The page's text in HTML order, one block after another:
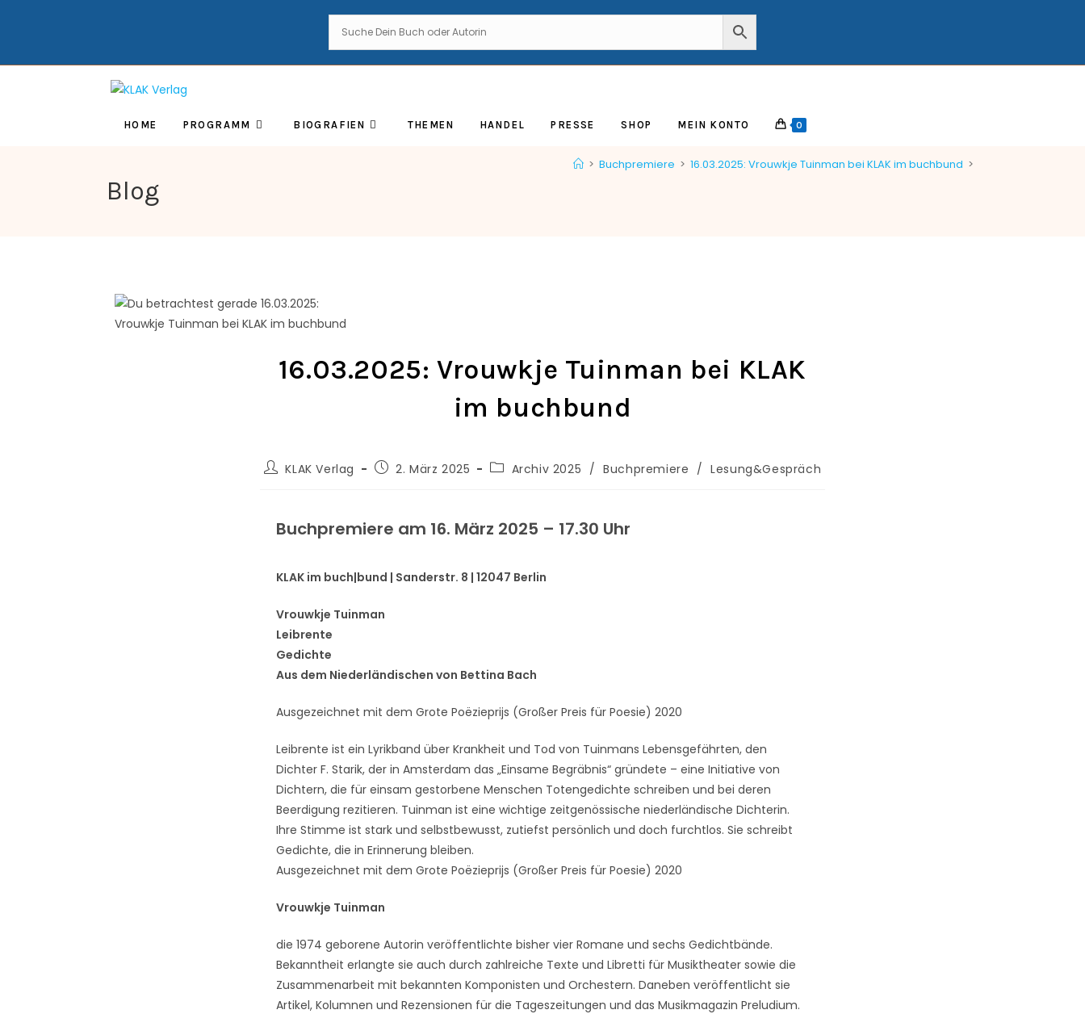
HOME PROGRAMM BIOGRAFIEN THEMEN HANDEL PRESSE SHOP MEIN KONTO 0
Blog
> Buchpremiere > 16.03.2025: Vrouwkje Tuinman bei KLAK im buchbund >
16.03.2025: Vrouwkje Tuinman bei KLAK
im buchbund
KLAK Verlag 2. März 2025 Archiv 2025 / Buchpremiere / Lesung&Gespräch
Buchpremiere am 16. März 2025 – 17.30 Uhr
KLAK im buch|bund | Sanderstr. 8 | 12047 Berlin
Vrouwkje Tuinman
Leibrente
Gedichte
Aus dem Niederländischen von Bettina Bach
Ausgezeichnet mit dem Grote Poëzieprijs (Großer Preis für Poesie) 2020
Leibrente ist ein Lyrikband über Krankheit und Tod von Tuinmans Lebensgefährten, den
Dichter F. Starik, der in Amsterdam das „Einsame Begräbnis“ gründete – eine Initiative von
Dichtern, die für einsam gestorbene Menschen Totengedichte schreiben und bei deren
Beerdigung rezitieren. Tuinman ist eine wichtige zeitgenössische niederländische Dichterin.
Ihre Stimme ist stark und selbstbewusst, zutiefst persönlich und doch furchtlos. Sie schreibt
Gedichte, die in Erinnerung bleiben.
Ausgezeichnet mit dem Grote Poëzieprijs (Großer Preis für Poesie) 2020
Vrouwkje Tuinman
die 1974 geborene Autorin veröffentlichte bisher vier Romane und sechs Gedichtbände.
Bekanntheit erlangte sie auch durch zahlreiche Texte und Libretti für Musiktheater sowie die
Zusammenarbeit mit bekannten Komponisten und Orchestern. Daneben veröffentlicht sie
Artikel, Kolumnen und Rezensionen für die Tageszeitungen und das Musikmagazin Preludium.